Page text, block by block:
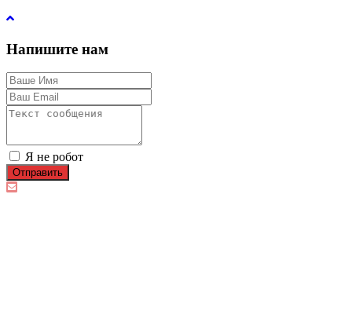
Напишите нам
Я не робот
Отправить